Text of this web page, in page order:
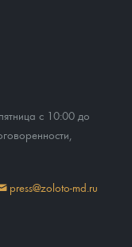
с 10:00 до
press@zoloto-md.ru